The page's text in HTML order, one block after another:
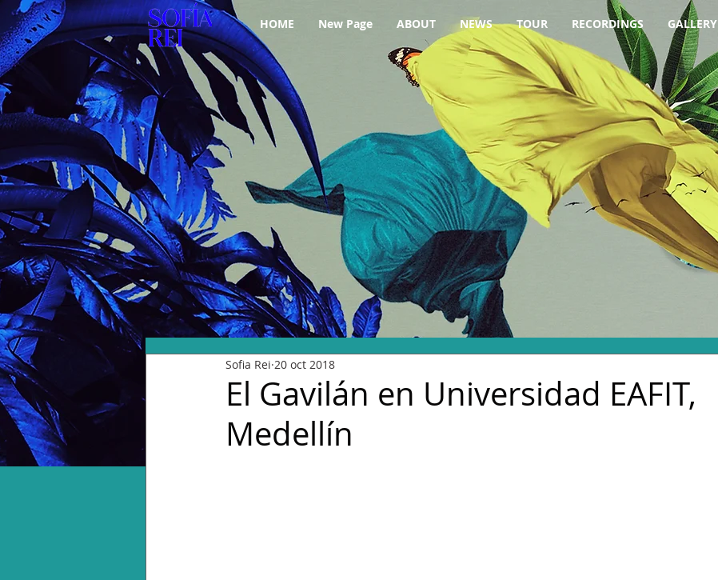
HOME New Page ABOUT NEWS TOUR RECORDINGS GALLERY
El Gavilán en Universidad EAFIT,
Medellín
Sofia Rei 20 oct 2018